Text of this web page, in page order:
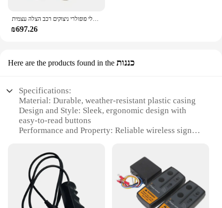
חשמלי פופולרי ניצוקים רכב הצלה עצמית winch 12v 24v 12000lbs winch כבד 1 טון 2ton 220v
₪697.26
Here are the products found in the כננות
Specifications:
Material: Durable, weather-resistant plastic casing
Design and Style: Sleek, ergonomic design with
easy-to-read buttons
Performance and Property: Reliable wireless signal
Parts and Accessories: Includes a wireless remote
and receiver set
Usage and Purpose: Ideal for winch control in
various scenarios
Typical Adaptive Scenario: Off-road vehicles,
trucks, boats, and more